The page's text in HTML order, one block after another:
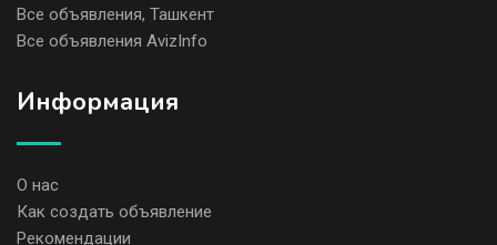
Все объявления, Ташкент
Все объявления AvizInfo
Информация
О нас
Как создать объявление
Рекомендации